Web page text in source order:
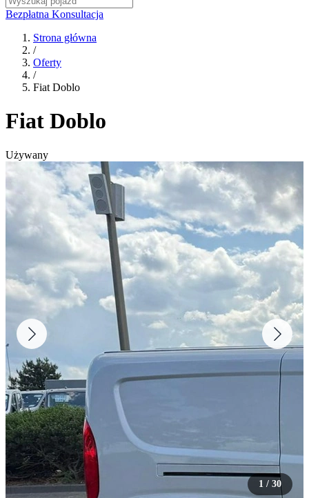
Bezpłatna Konsultacja
Strona główna
/
Oferty
/
Fiat Doblo
Fiat Doblo
Używany
1 / 30